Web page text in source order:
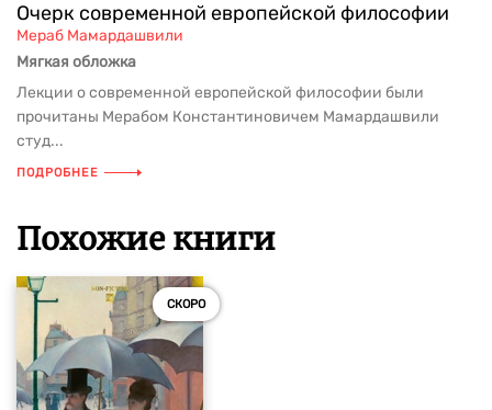
Очерк современной европейской философии
Мераб Мамардашвили
Мягкая обложка
Лекции о современной европейской философии были
прочитаны Мерабом Константиновичем Мамардашвили
студ...
ПОДРОБНЕЕ
Похожие книги
СКОРО